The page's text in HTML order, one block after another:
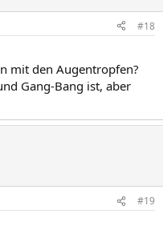
#18
mit den Augentropfen?
Gang-Bang ist, aber
#19